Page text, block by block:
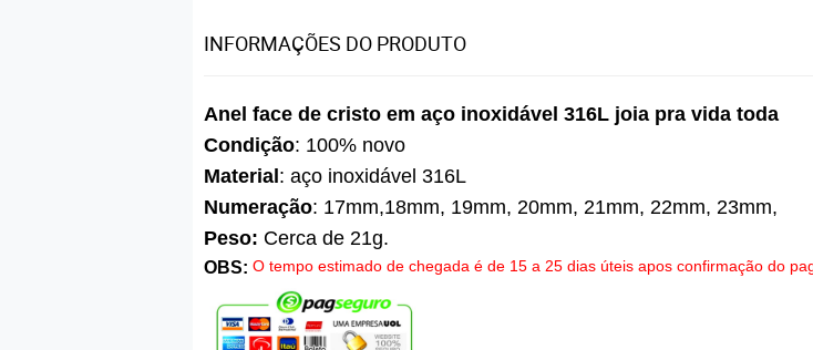
INFORMAÇÕES DO PRODUTO
Anel face de cristo em aço inoxidável 316L joia pra vida toda
Condição: 100% novo
Material : aço inoxidável 316L
Numeração: 17mm,18mm, 19mm, 20mm, 21mm, 22mm, 23mm,
Peso: Cerca de 21g.
OBS: O tempo estimado de chegada é de 15 a 25 dias úteis apos confirmação do